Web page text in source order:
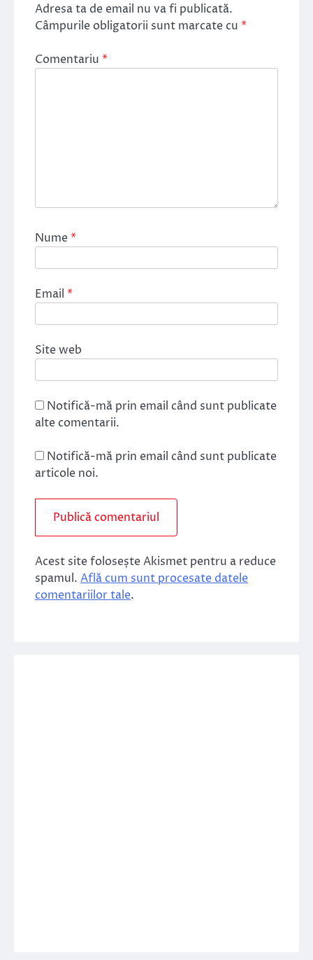
Adresa ta de email nu va fi publicată.
Câmpurile obligatorii sunt marcate cu *
Comentariu *
Nume*
Email *
Site web
Notifică-mă prin email când sunt publicate
alte comentarii.
Notifică-mă prin email când sunt publicate
articole noi.
Acest site folosește Akismet pentru a reduce
spamul. Află cum sunt procesate datele
comentariilor tale.